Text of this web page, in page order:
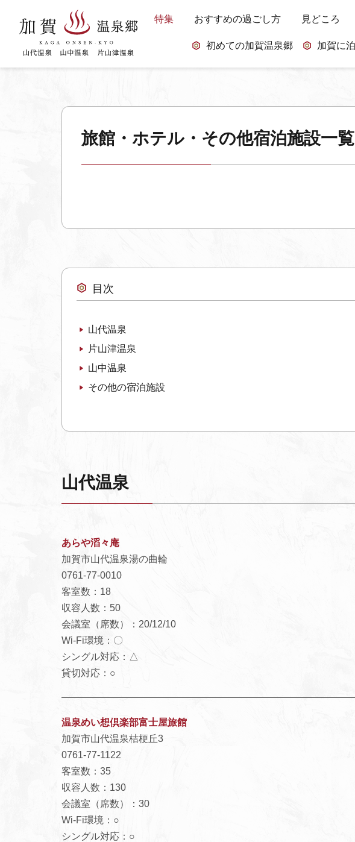
特集 おすすめの過ごし方 見どころ
初めての加賀温泉郷 加賀に
旅館・ホテル・その他宿泊施設一覧
目次
山代温泉
片山津温泉
山中温泉
その他の宿泊施設
山代温泉
あらや滔々庵
加賀市山代温泉湯の曲輪
0761-77-0010
客室数：18
収容人数：50
会議室（席数）：20/12/10
Wi-Fi環境：〇
シングル対応：△
貸切対応：○
温泉めい想倶楽部富士屋旅館
加賀市山代温泉桔梗丘3
0761-77-1122
客室数：35
収容人数：130
会議室（席数）：30
Wi-Fi環境：○
シングル対応：○